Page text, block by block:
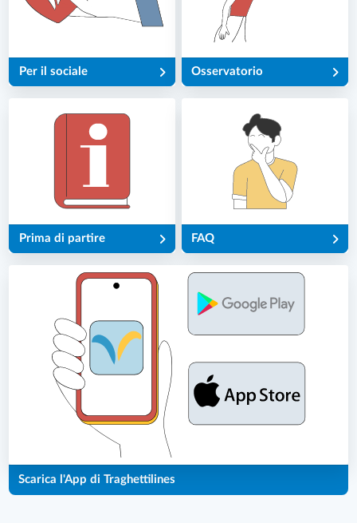
Per il sociale Osservatorio
Prima di partire FAQ
Scarica l'App di Traghettilines